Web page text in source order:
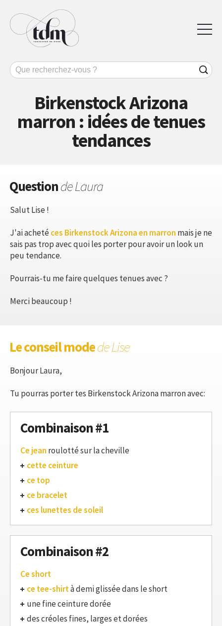
Birkenstock Arizona
marron : idées de tenues
tendances
Questionde Laura
Salut Lise !
J'ai achetéces Birkenstock Arizona en marron mais je ne
sais pas trop avec quoi les porter pour avoir un look un
peu tendance.
Pourrais-tu me faire quelques tenues avec ?
Merci beaucoup !
Le conseil modede Lise
Bonjour Laura,
Tu pourras porter tes Birkenstock Arizona marron avec:
Combinaison #1
Ce jean roulotté sur la cheville
cette ceinture
ce top
ce bracelet
ces lunettes de soleil
Combinaison #2
Ce short
ce tee-shirtà demi glissée dans le short
une fine ceinture dorée
des créoles fines, larges et dorées